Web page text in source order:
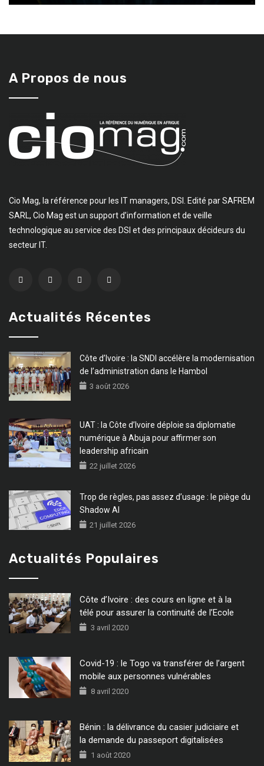
A Propos de nous
Cio Mag, la référence pour les IT managers, DSI. Edité par SAFREM
SARL, Cio Mag est un support d’information et de veille
technologique au service des DSI et des principaux décideurs du
secteur IT.
Actualités Récentes
Côte d’Ivoire : la SNDI accélère la modernisation
de l’administration dans le Hambol
3 août 2026
UAT : la Côte d’Ivoire déploie sa diplomatie
numérique à Abuja pour affirmer son
leadership africain
22 juillet 2026
Trop de règles, pas assez d’usage : le piège du
Shadow AI
21 juillet 2026
Actualités Populaires
Côte d’Ivoire : des cours en ligne et à la
télé pour assurer la continuité de l’Ecole
3 avril 2020
Covid-19 : le Togo va transférer de l’argent
mobile aux personnes vulnérables
8 avril 2020
Bénin : la délivrance du casier judiciaire et
la demande du passeport digitalisées
1 août 2020